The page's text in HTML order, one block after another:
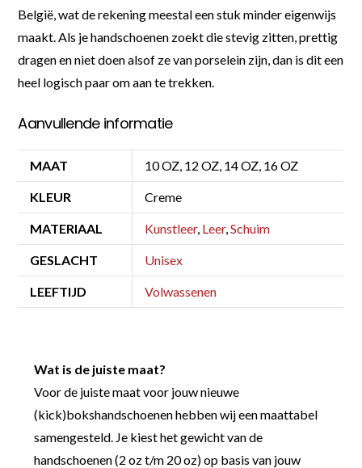
België, wat de rekening meestal een stuk minder eigenwijs
maakt. Als je handschoenen zoekt die stevig zitten, prettig
dragen en niet doen alsof ze van porselein zijn, dan is dit een
heel logisch paar om aan te trekken.
Aanvullende informatie
MAAT 10 OZ, 12 OZ, 14 OZ, 16 OZ
KLEUR Creme
MATERIAAL Kunstleer, Leer,Schuim
GESLACHT Unisex
LEEFTIJD Volwassenen
Wat is de juiste maat?
Voor de juiste maat voor jouw nieuwe
(kick)bokshandschoenen hebben wij een maattabel
samengesteld. Je kiest het gewicht van de
handschoenen (2 oz t/m 20 oz) op basis van jouw